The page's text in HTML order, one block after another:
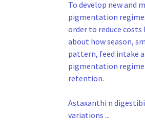
To develop new and
pigmentation
order to reduce costs
about how season,
pattern, feed intake
pigmentation
retention.
Astaxanthi n
variations ...